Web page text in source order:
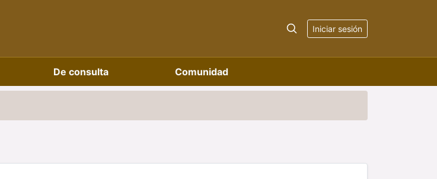
Iniciar sesión
De consulta Comunidad